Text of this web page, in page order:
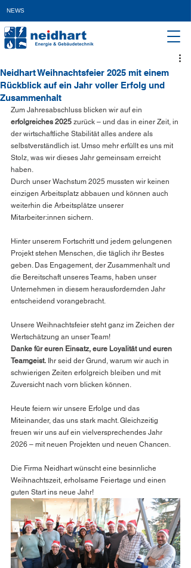
NEWS
Neidhart Weihnachtsfeier 2025 mit einem
Rückblick auf ein Jahr voller Erfolg und
Zusammenhalt
Zum Jahresabschluss blicken wir auf ein
erfolgreiches 2025 zurück – und das in einer Zeit, in
der wirtschaftliche Stabilität alles andere als
selbstverständlich ist. Umso mehr erfüllt es uns mit
Stolz, was wir dieses Jahr gemeinsam erreicht
haben.
Durch unser Wachstum 2025 mussten wir keinen
einzigen Arbeitsplatz abbauen und können auch
weiterhin die Arbeitsplätze unserer
Mitarbeiter:innen sichern.
Hinter unserem Fortschritt und jedem gelungenen
Projekt stehen Menschen, die täglich ihr Bestes
geben. Das Engagement, der Zusammenhalt und
die Bereitschaft unseres Teams, haben unser
Unternehmen in diesem herausfordernden Jahr
entscheidend vorangebracht.
Unsere Weihnachtsfeier steht ganz im Zeichen der
Wertschätzung an unser Team!
Danke für euren Einsatz, eure Loyalität und euren
Teamgeist. Ihr seid der Grund, warum wir auch in
schwierigen Zeiten erfolgreich bleiben und mit
Zuversicht nach vorn blicken können.
Heute feiern wir unsere Erfolge und das
Miteinander, das uns stark macht. Gleichzeitig
freuen wir uns auf ein vielversprechendes Jahr
2026 – mit neuen Projekten und neuen Chancen.
Die Firma Neidhart wünscht eine besinnliche
Weihnachtszeit, erholsame Feiertage und einen
guten Start ins neue Jahr!